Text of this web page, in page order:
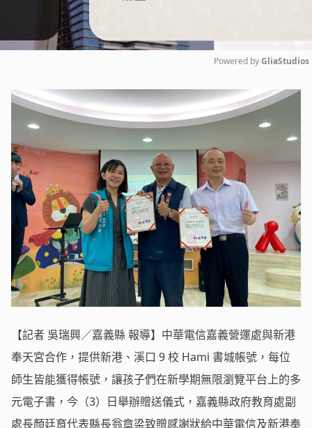
Mute
Powered by GliaStudios
【記者 吳瑞興／嘉義縣 報導】中華電信嘉義營運處與新港
奉天宮合作，提供新港、溪口 9 校 Hami 書城帳號，每位
師生皆能獲得帳號，讓孩子們在新學期無限瀏覽平台上的多
元電子書，今（3）日舉辦贈送儀式，嘉義縣政府教育處副
處長顏廷育代表縣長翁章梁致贈感謝狀給中華電信及新港奉